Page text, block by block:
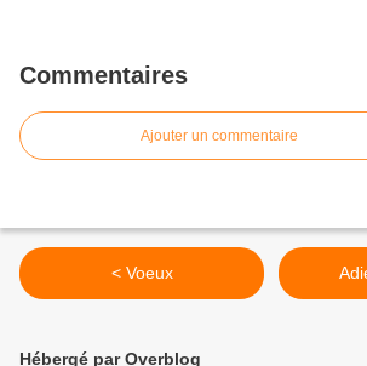
Commentaires
Ajouter un commentaire
< Voeux
Hébergé par Overblog